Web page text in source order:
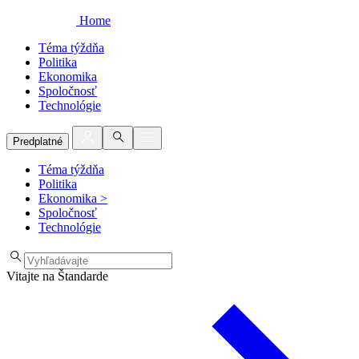
Home
Téma týždňa
Politika
Ekonomika
Spoločnosť
Technológie
Predplatné
Téma týždňa
Politika
Ekonomika >
Spoločnosť
Technológie
Vitajte na Štandarde